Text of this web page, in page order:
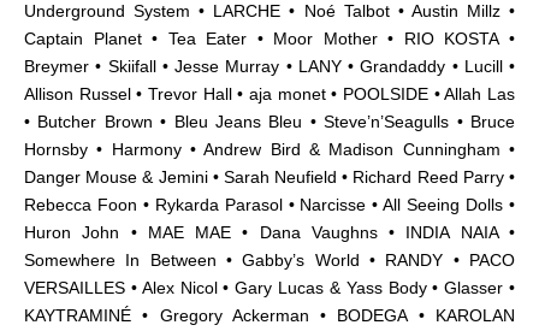
Underground System • LARCHE • Noé Talbot • Austin Millz •
Captain Planet • Tea Eater • Moor Mother • RIO KOSTA •
Breymer • Skiifall • Jesse Murray • LANY • Grandaddy • Lucill •
Allison Russel • Trevor Hall • aja monet • POOLSIDE • Allah Las
• Butcher Brown • Bleu Jeans Bleu • Steve’n’Seagulls • Bruce
Hornsby • Harmony • Andrew Bird & Madison Cunningham •
Danger Mouse & Jemini• Sarah Neufield • Richard Reed Parry •
Rebecca Foon • Rykarda Parasol• Narcisse • All Seeing Dolls •
Huron John • MAE MAE • Dana Vaughns • INDIA NAIA •
Somewhere In Between • Gabby’s World • RANDY • PACO
VERSAILLES • Alex Nicol • Gary Lucas & Yass Body • Glasser •
KAYTRAMINÉ • Gregory Ackerman • BODEGA • KAROLAN